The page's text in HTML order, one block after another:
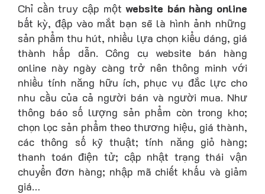
Chỉ cần truy cập mộtwebsite bán hàng online
bất kỳ, đập vào mắt bạn sẽ là hình ảnh những
sản phẩm thu hút, nhiều lựa chọn kiểu dáng, giá
thành hấp dẫn. Công cụ website bán hàng
online này ngày càng trở nên thông minh với
nhiều tính năng hữu ích, phục vụ đắc lực cho
nhu cầu của cả người bán và người mua. Như
thông báo số lượng sản phẩm còn trong kho;
chọn lọc sản phẩm theo thương hiệu, giá thành,
các thông số kỹ thuật; tính năng giỏ hàng;
thanh toán điện tử; cập nhật trạng thái vận
chuyển đơn hàng; nhập mã chiết khấu và giảm
giá…